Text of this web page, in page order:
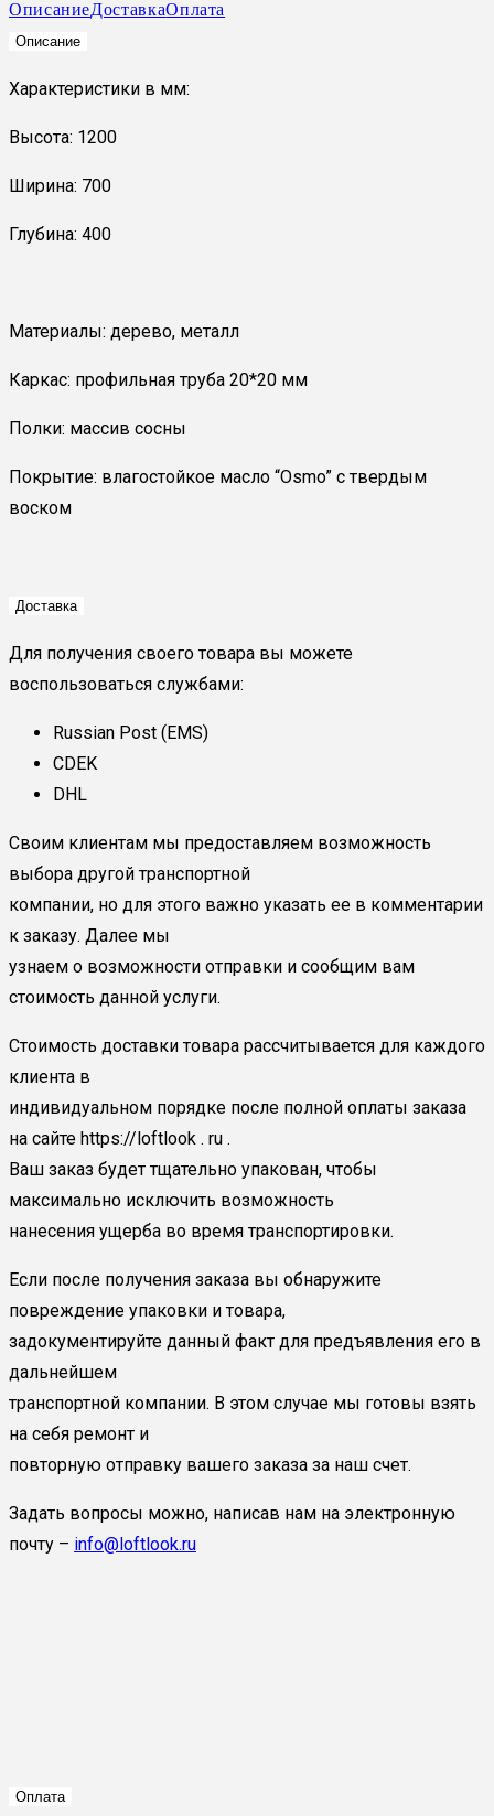
ОписаниеДоставкаОплата
Описание
Характеристики в мм:
Высота: 1200
Ширина: 700
Глубина: 400
Материалы: дерево, металл
Каркас: профильная труба 20*20 мм
Полки: массив сосны
Покрытие: влагостойкое масло “Osmo” с твердым
воском
Доставка
Для получения своего товара вы можете
воспользоваться службами:
Russian Post (EMS)
CDEK
DHL
Своим клиентам мы предоставляем возможность
выбора другой транспортной
компании, но для этого важно указать ее в комментарии
к заказу. Далее мы
узнаем о возможности отправки и сообщим вам
стоимость данной услуги.
Стоимость доставки товара рассчитывается для каждого
клиента в
индивидуальном порядке после полной оплаты заказа
на сайте https://loftlook . ru .
Ваш заказ будет тщательно упакован, чтобы
максимально исключить возможность
нанесения ущерба во время транспортировки.
Если после получения заказа вы обнаружите
повреждение упаковки и товара,
задокументируйте данный факт для предъявления его в
дальнейшем
транспортной компании. В этом случае мы готовы взять
на себя ремонт и
повторную отправку вашего заказа за наш счет.
Задать вопросы можно, написав нам на электронную
почту – info@loftlook.ru
Оплата